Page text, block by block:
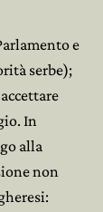
e
serbe);
In
alla
non